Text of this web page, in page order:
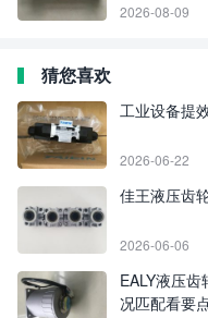
2026-08-09
猜您喜欢
工业设备提
2026-06-22
佳王液压齿
2026-06-06
EALY液压
况匹配看要